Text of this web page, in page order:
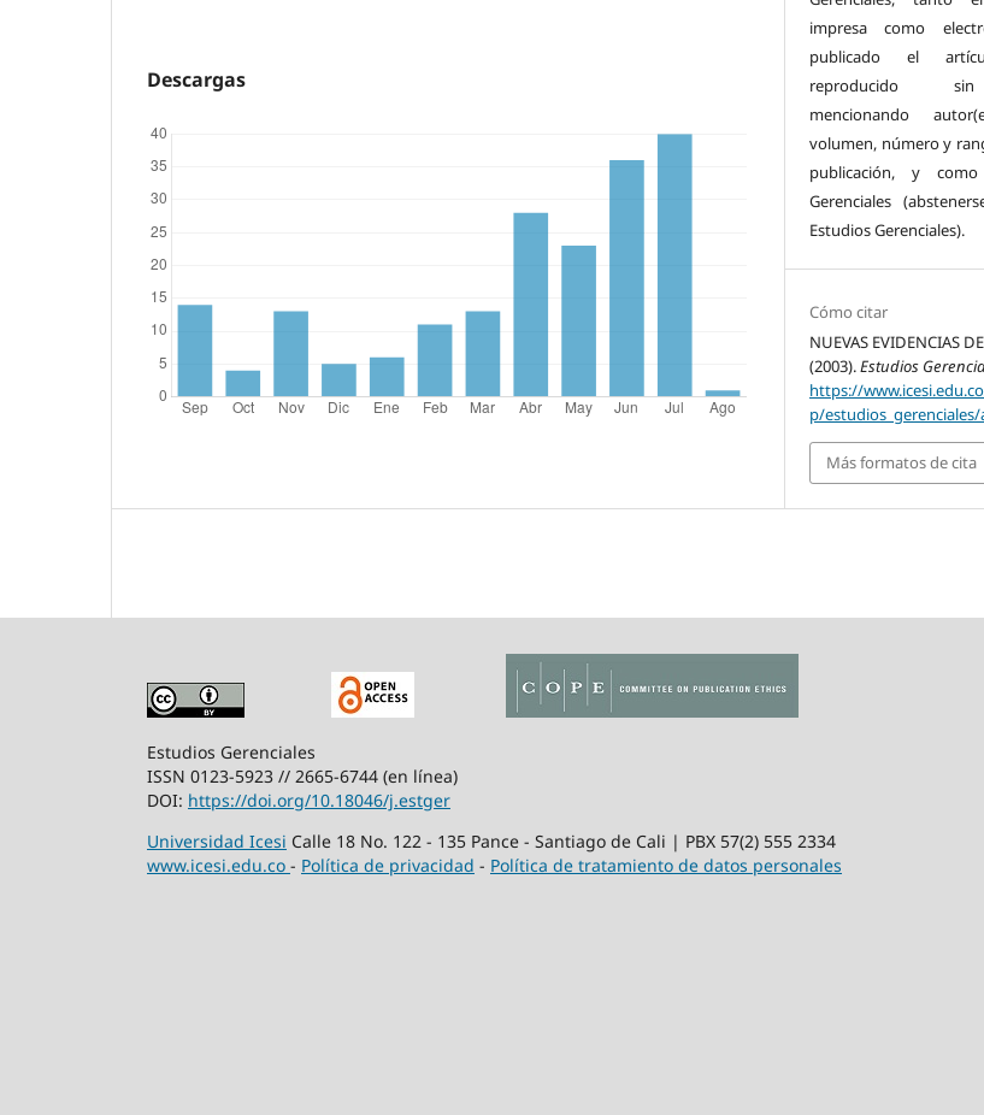
Descargas
impresa como
publicado el
reproducido
mencionando
volumen, número y
publicación, y
Gerenciales
Estudios Gerenciales).
Cómo citar
NUEVAS EVIDENCIAS
(2003).Estudios
https://
p/
Más formatos de cita
Estudios Gerenciales
ISSN 0123-5923 // 2665-6744 (en línea)
DOI: https://doi.org/10.18046/j.estger
Universidad Icesi Calle 18 No. 122 - 135 Pance - Santiago de Cali | PBX 57(2) 555 2334
www.icesi.edu.co - Política de privacidad - Política de tratamiento de datos personales